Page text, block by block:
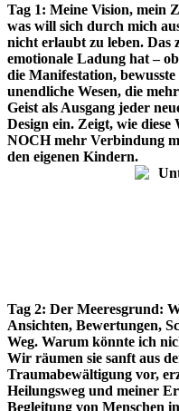
Tag 1: Meine Vision, mein
was will sich durch mich
nicht erlaubt zu leben. Das
emotionale Ladung hat –
die Manifestation,
unendliche Wesen, die
Geist als Ausgang jeder
Design ein. Zeigt, wie
NOCH mehr Verbindung
den eigenen Kindern.
Tag 2: Der Meeresgrund:
Ansichten, Bewertungen,
Weg. Warum könnte ich
Wir räumen sie sanft aus
Traumabewältigung vor,
Heilungsweg und meiner
Begleitung von Menschen